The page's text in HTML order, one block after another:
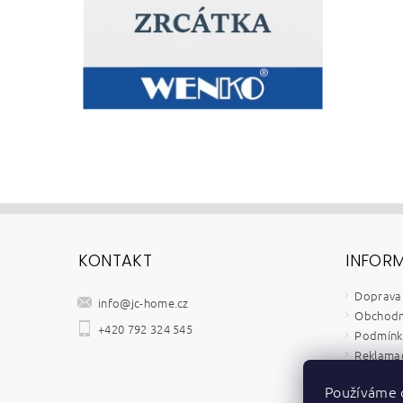
KONTAKT
info@jc-home.cz
+420 792 324 545
Kontakty